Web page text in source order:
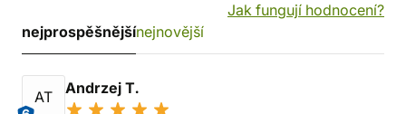
Jak fungují hodnocení?
nejprospěšnějšínejnovější
AT Andrzej T.